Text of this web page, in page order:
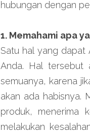
hubungan dengan
1. Memahami apa
Satu hal yang dapat
Anda. Hal tersebut
semuanya, karena
akan ada habisnya.
produk, menerima
melakukan